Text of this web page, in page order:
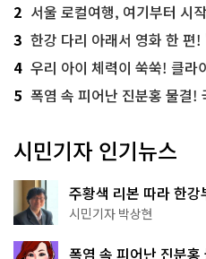
2 서울 로컬여행, 여기부터 시
3 한강 다리 아래서 영화 한 편
4 우리 아이 체력이 쑥쑥! 클라
5 폭염 속 피어난 진분홍 물결!
시민기자 인기뉴스
주황색 리본 따라 한
서울둘레길 15코스
시민기자 박상현
폭염 속 피어난 진분